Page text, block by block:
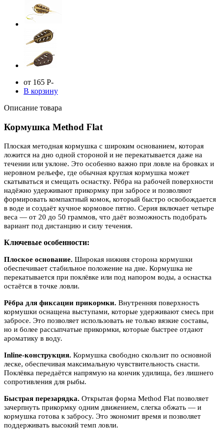
от 165 Р-
В корзину
Описание товара
Кормушка Method Flat
Плоская методная кормушка с широким основанием, которая
ложится на дно одной стороной и не перекатывается даже на
течении или уклоне. Это особенно важно при ловле на бровках и
неровном рельефе, где обычная круглая кормушка может
скатываться и смещать оснастку. Рёбра на рабочей поверхности
надёжно удерживают прикормку при забросе и позволяют
формировать компактный комок, который быстро освобождается
в воде и создаёт кучное кормовое пятно. Серия включает четыре
веса — от 20 до 50 граммов, что даёт возможность подобрать
вариант под дистанцию и силу течения.
Ключевые особенности:
Плоское основание. Широкая нижняя сторона кормушки
обеспечивает стабильное положение на дне. Кормушка не
перекатывается при поклёвке или под напором воды, а оснастка
остаётся в точке ловли.
Рёбра для фиксации прикормки. Внутренняя поверхность
кормушки оснащена выступами, которые удерживают смесь при
забросе. Это позволяет использовать не только вязкие составы,
но и более рассыпчатые прикормки, которые быстрее отдают
ароматику в воду.
Inline-конструкция. Кормушка свободно скользит по основной
леске, обеспечивая максимальную чувствительность снасти.
Поклёвка передаётся напрямую на кончик удилища, без лишнего
сопротивления для рыбы.
Быстрая перезарядка. Открытая форма Method Flat позволяет
зачерпнуть прикормку одним движением, слегка обжать — и
кормушка готова к забросу. Это экономит время и позволяет
поддерживать высокий темп ловли.